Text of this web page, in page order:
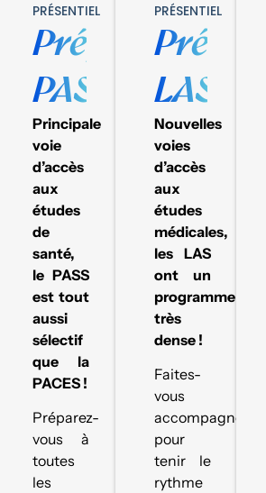
PRÉSENTIEL
Prépa
PASS
Principale
voie
d’accès
aux
études
de
santé,
le PASS
est tout
aussi
sélectif
que la
PACES !
Préparez-
vous à
toutes
les
PRÉSENTIEL
Prépa
LAS
Nouvelles
voies
d’accès
aux
études
médicales,
les LAS
ont un
programme
très
dense !
Faites-
vous
accompagner
pour
tenir le
rythme